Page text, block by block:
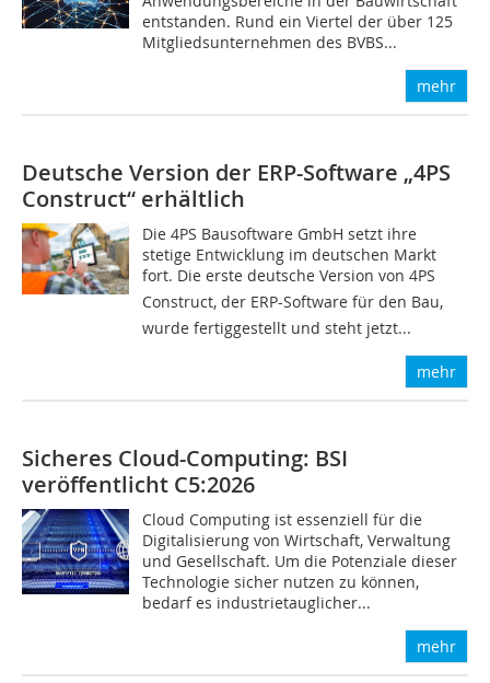
entstanden. Rund ein Viertel der über 125
Mitgliedsunternehmen des BVBS...
mehr
Deutsche Version der ERP-Software „4PS
Construct“ erhältlich
Die 4PS Bausoftware GmbH setzt ihre
stetige Entwicklung im deutschen Markt
fort. Die erste deutsche Version von 4PS
Construct, der ERP-Software für den Bau,
wurde fertiggestellt und steht jetzt...
mehr
Sicheres Cloud-Computing: BSI
veröffentlicht C5:2026
Cloud Computing ist essenziell für die
Digitalisierung von Wirtschaft, Verwaltung
und Gesellschaft. Um die Potenziale dieser
Technologie sicher nutzen zu können,
bedarf es industrietauglicher...
mehr